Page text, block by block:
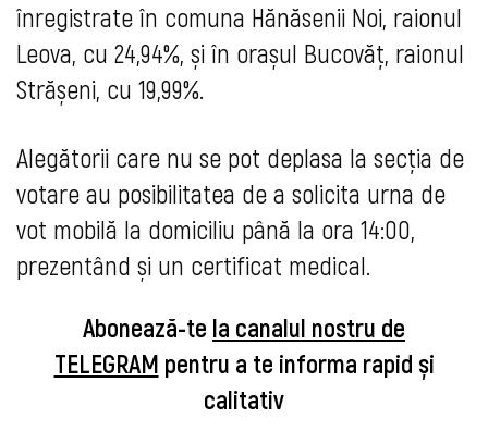
înregistrate în comuna Hănăsenii Noi, raionul
Leova, cu 24,94%, și în orașul Bucovăț, raionul
Strășeni, cu 19,99%.
Alegătorii care nu se pot deplasa la secția de
votare au posibilitatea de a solicita urna de
vot mobilă la domiciliu până la ora 14:00,
prezentând și un certificat medical.
Abonează-te la canalul nostru de
TELEGRAM pentru a te informa rapid și
calitativ